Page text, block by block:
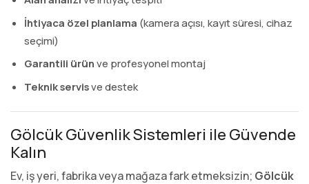
İhtiyaca özel planlama (kamera açısı, kayıt süresi, cihaz
seçimi)
Garantili ürün ve profesyonel montaj
Teknik servisve destek
Gölcük Güvenlik Sistemleri ile Güvende
Kalın
Ev, iş yeri, fabrika veya mağaza fark etmeksizin; Gölcük